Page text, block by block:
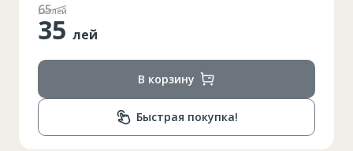
48лей
35 лей
В корзину
Быстрая покупка!